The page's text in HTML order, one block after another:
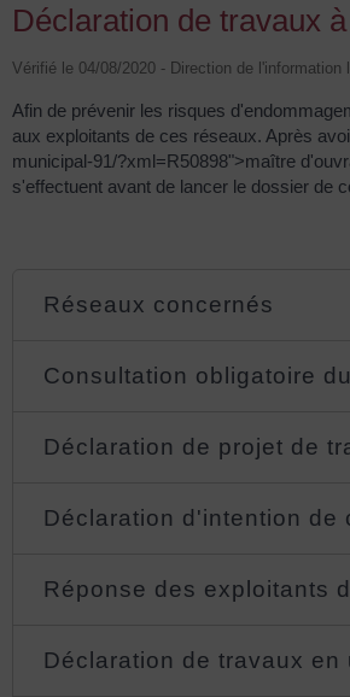
Déclaration de travaux
Vérifié le 04/08/2020 - Direction de
Afin de prévenir les risques
aux exploitants de ces réseaux. Après
municipal-91/?xml=R50898">maître
s'effectuent avant de lancer le dossier de
Réseaux concernés
Consultation obligatoire
Déclaration de projet de
Déclaration d'intention de
Réponse des exploitants
Déclaration de travaux en